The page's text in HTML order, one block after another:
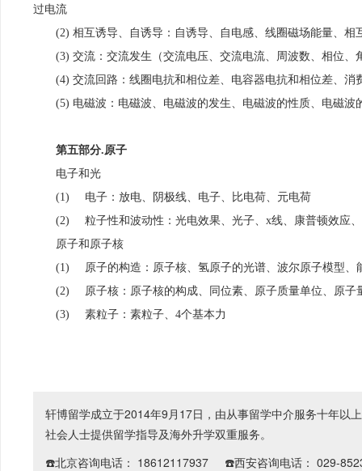
过电流
(2) 相互诱导、自诱导：自诱导、自电感、线圈磁场能量、相
(3) 交流：交流发生（交流电压、交流电流、周波数、相位
(4) 交流回路：线圈电抗和相位差、电容器电抗和相位差、
(5) 电磁波：电磁波、电磁波的发生、电磁波的性质、电磁波
第五部分.原子
电子和光
(1)
电子：放电、阴极线、电子、比电荷、元电荷
(2)
粒子性和波动性：光电效果、光子、x线、康普顿效应
原子和原子核
(1)
原子的构造：原子核、氢原子的光谱、波尔原子模型、
(2)
原子核：原子核的构成、同位素、原子质量单位、原
(3)
素粒子：素粒子、4个基本力
轩博留学成立于2014年9月17日，由从事留学中介服务十年以
社会人士提供留学指导及海外升学双重服务。
☎️北京咨询电话： 18612117937 ☎️西安咨询电话： 029-